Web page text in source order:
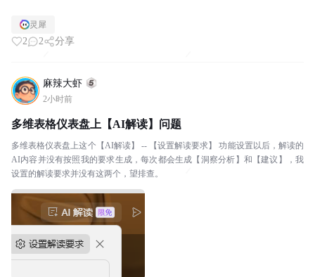
灵犀
2 2 分享
麻辣大虾
2小时前
多维表格仪表盘上【AI解读】问题
多维表格仪表盘上这个【AI解读】 -- 【设置解读要求】 功能设置以后，解读的
AI内容并没有按照我的要求生成，每次都会生成【洞察分析】和【建议】，我
设置的解读要求并没有这两个，望排查。